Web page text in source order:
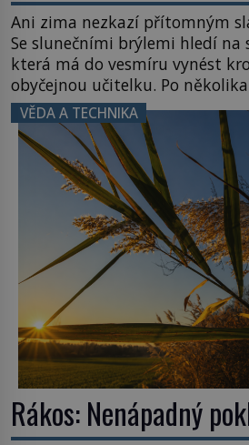
Ani zima nezkazí přítomným
Se slunečními brýlemi hledí
která má do vesmíru vynést
obyčejnou učitelku. Po
ztuhnou úsměvy, stroj totiž
konstrukce není z levného
poplatníky stojí miliardy
zvládnou jen představitelné
Název: Columbia První […]
VĚDA A TECHNIKA
Rákos: Nenápadný